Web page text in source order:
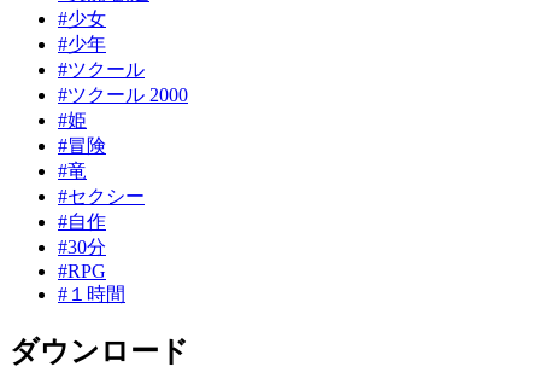
#少女
#少年
#ツクール
#ツクール 2000
#姫
#冒険
#竜
#セクシー
#自作
#30分
#RPG
#１時間
ダウンロード